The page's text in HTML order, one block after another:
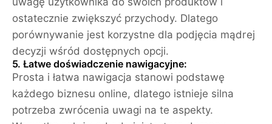
ostatecznie zwiększyć przychody. Dlatego
porównywanie jest korzystne dla podjęcia mądrej
decyzji wśród dostępnych opcji.
5. Łatwe doświadczenie nawigacyjne:
Prosta i łatwa nawigacja stanowi podstawę
każdego biznesu online, dlatego istnieje silna
potrzeba zwrócenia uwagi na te aspekty.